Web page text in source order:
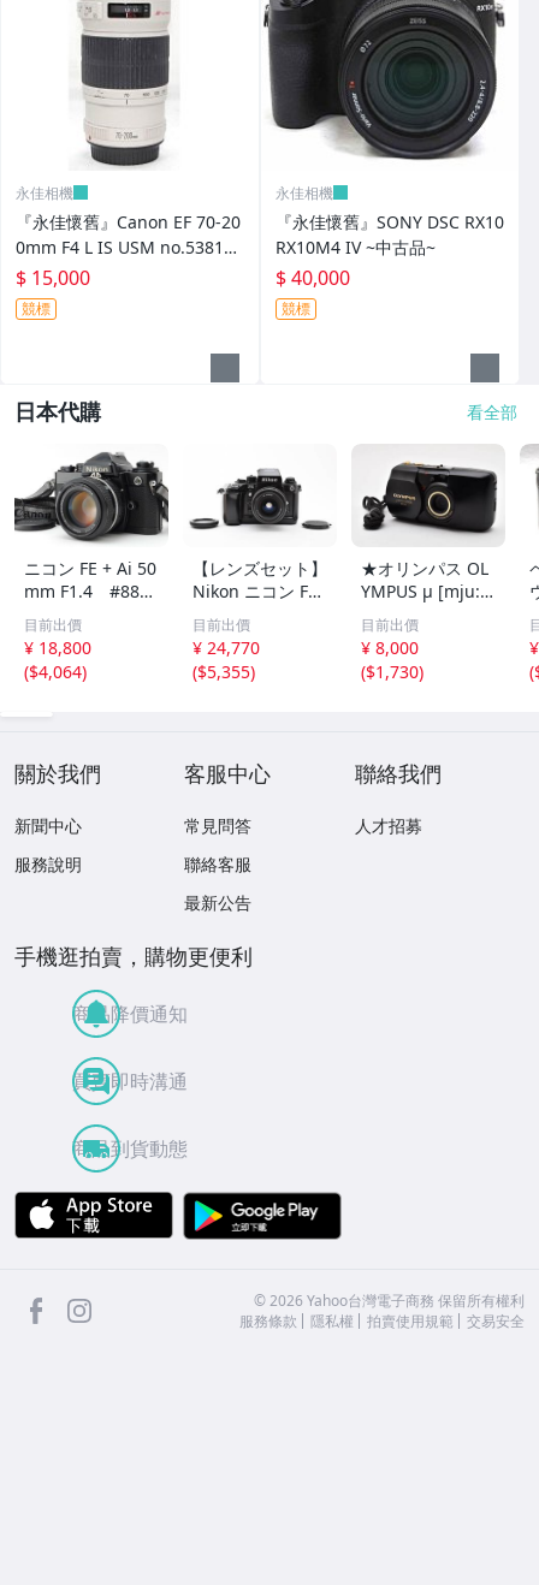
永佳相機
『永佳懷舊』Canon EF 70-20
0mm F4 L IS USM no.538188
~中古品~
$ 15,000
競標
永佳相機
『永佳懷舊』SONY DSC RX10
RX10M4 IV ~中古品~
$ 40,000
競標
日本代購 看全部
ニコン FE + Ai 50
mm F1.4 #885-
Y08AUG
目前出價
¥ 18,800
($4,064)
【レンズセット】
Nikon ニコン F4
一眼レフ+AF NIK
KOR 35-70mm F
3.3-4.5 フラッグ
シップ フィルムA
目前出價
¥ 24,770
($5,355)
★オリンパス OL
YMPUS μ [mju:]
ZOOM DELUXE
ブラック★ ＃573
9
目前出價
¥ 8,000
($1,730)
(
關於我們
新聞中心
服務說明
客服中心
常見問答
聯絡客服
最新公告
聯絡我們
人才招募
手機逛拍賣，購物更便利
商品降價通知
買賣即時溝通
商品到貨動態
APP Store
facebook ©2026 Yahoo台灣電子商務 保留所有權利
服務條款
隱私權 拍賣使用規範 交易安全